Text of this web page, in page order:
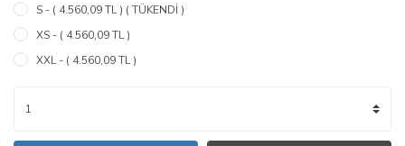
S - ( 4.560,09 TL ) ( TÜKENDİ )
XS - ( 4.560,09 TL )
XXL - ( 4.560,09 TL )